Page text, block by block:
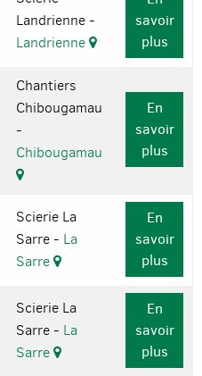
Landrienne -
Landrienne
savoir
plus
Chantiers
Chibougamau
-
Chibougamau
En
savoir
plus
Scierie La
Sarre - La
Sarre
En
savoir
plus
Scierie La
Sarre - La
Sarre
En
savoir
plus